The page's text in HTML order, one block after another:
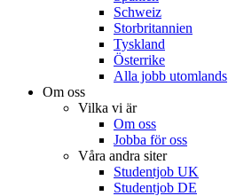
Schweiz
Storbritannien
Tyskland
Österrike
Alla jobb utomlands
Om oss
Vilka vi är
Om oss
Jobba för oss
Våra andra siter
Studentjob UK
Studentjob DE